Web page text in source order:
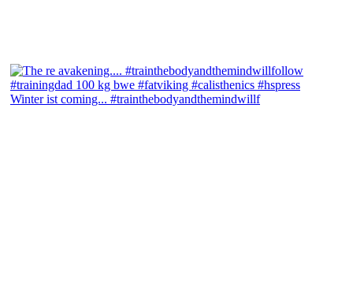
Winter ist coming... #trainthebodyandthemindwillf